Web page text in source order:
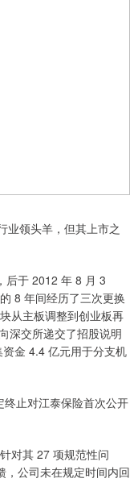
业领头羊，但其上市之
后于 2012 年 8 月 3
8 年间经历了三次更换
从主板调整到创业板再
深交所递交了招股说明
金 4.4 亿元用于分支机
止对江泰保险首次公开
对其 27 项规范性问
，公司未在规定时间内回